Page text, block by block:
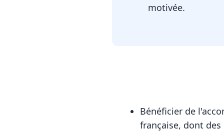
motivée.
Bénéficier de
française, dont